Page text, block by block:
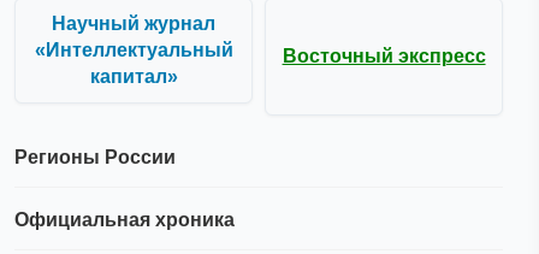
Научный журнал
«Интеллектуальный
капитал»
Восточный экспресс
Регионы России
Официальная хроника